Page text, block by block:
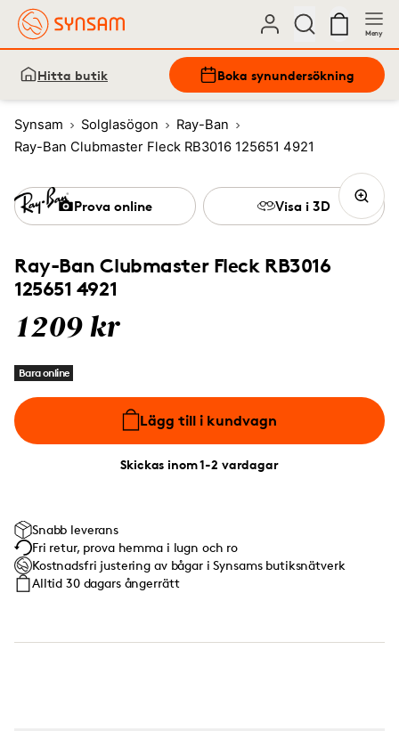
Meny
Hitta butik Boka synundersökning
Synsam Solglasögon
Ray-Ban
Ray-Ban Clubmaster Fleck RB3016 125651 4921
Ray-Ban Clubmaster Fleck RB3016
125651 4921
1209 kr
Bara online
Lägg till i kundvagn
Skickas inom 1-2 vardagar
Prova online Visa i 3D
Snabb leverans
Fri retur, prova hemma i lugn och ro
Kostnadsfri justering av bågar i Synsams butiksnätverk
Alltid 30 dagars ångerrätt